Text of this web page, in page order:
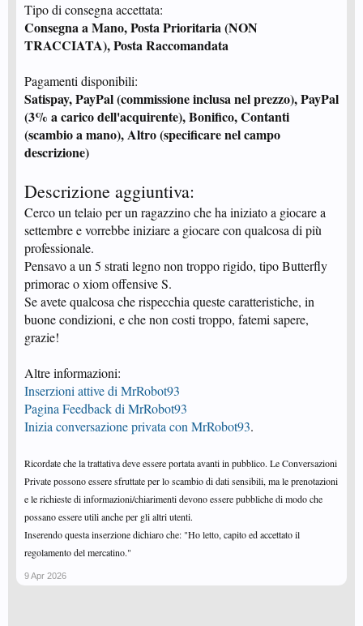
Tipo di consegna accettata:
Consegna a Mano, Posta Prioritaria (NON
TRACCIATA), Posta Raccomandata
Pagamenti disponibili:
Satispay, PayPal (commissione inclusa nel prezzo), PayPal
(3% a carico dell'acquirente), Bonifico, Contanti
(scambio a mano), Altro (specificare nel campo
descrizione)
Descrizione aggiuntiva:
Cerco un telaio per un ragazzino che ha iniziato a giocare a
settembre e vorrebbe iniziare a giocare con qualcosa di più
professionale.
Pensavo a un 5 strati legno non troppo rigido, tipo Butterfly
primorac o xiom offensive S.
Se avete qualcosa che rispecchia queste caratteristiche, in
buone condizioni, e che non costi troppo, fatemi sapere,
grazie!
Altre informazioni:
Inserzioni attive di MrRobot93
Pagina Feedback di MrRobot93
Inizia conversazione privata con MrRobot93.
Ricordate che la trattativa deve essere portata avanti in pubblico. Le Conversazioni
Private possono essere sfruttate per lo scambio di dati sensibili, ma le prenotazioni
e le richieste di informazioni/chiarimenti devono essere pubbliche di modo che
possano essere utili anche per gli altri utenti.
Inserendo questa inserzione dichiaro che: "Ho letto, capito ed accettato il
regolamento del mercatino."
9 Apr 2026